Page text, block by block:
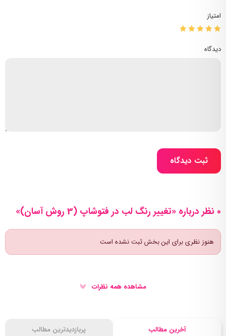
آخرین مطالب پربازدیدترین مطالب
امتیاز
دیدگاه
ثبت دیدگاه
0 نظر درباره «تغییر رنگ لب در فتوشاپ (3 روش آسان)»
هنوز نظری برای این بخش ثبت نشده است
مشاهده همه نظرات